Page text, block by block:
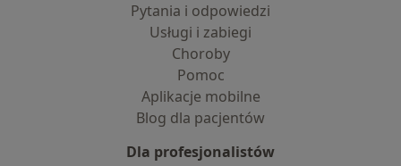
Pytania i odpowiedzi
Usługi i zabiegi
Choroby
Pomoc
Aplikacje mobilne
Blog dla pacjentów
Dla profesjonalistów